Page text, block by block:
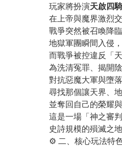
玩家將扮演天啟四
在上帝與魔界激烈
戰爭突然被召喚降
地獄軍團瞬間入侵
而戰爭被控違反「
為洗清冤罪、揭開
對抗惡魔大軍與墮
尋找那個讓天界、
並奪回自己的榮耀
這是一場「神之審
史詩規模的殞滅之
⚙️ 二、核心玩法特